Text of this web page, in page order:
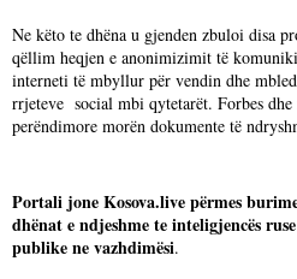
Ne këto te dhëna u gjenden zbuloi disa
qëllim heqjen e anonimizimit të
interneti të mbyllur për vendin dhe
rrjeteve social mbi qytetarët. Forbes
perëndimore morën dokumente të
Portali jone Kosova.live përmes
dhënat e ndjeshme te inteligjencës
publike ne vazhdimësi.